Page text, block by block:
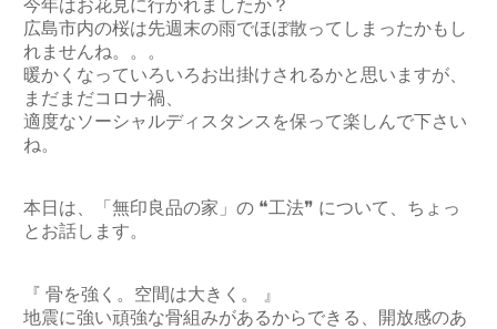
今年はお花見に行かれましたか？
広島市内の桜は先週末の雨でほぼ散ってしまったかもし
れませんね。。。
暖かくなっていろいろお出掛けされるかと思いますが、
まだまだコロナ禍、
適度なソーシャルディスタンスを保って楽しんで下さい
ね。
本日は、「無印良品の家」の ❝工法❞ について、ちょっ
とお話します。
『 骨を強く。空間は大きく。 』
地震に強い頑強な骨組みがあるからできる、開放感のあ